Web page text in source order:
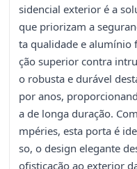
sidencial exterior é a
que priorizam a
ta qualidade e alumínio
ção superior contra
o robusta e durável
por anos,
a de longa duração.
mpéries, esta porta é
so, o design elegante
ofisticação ao exterior